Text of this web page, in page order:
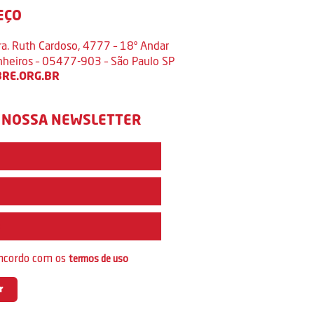
Ruth Cardoso, 4777 – 18º Andar
– 05477-903 – São Paulo SP
NEWSLETTER
com ostermos de uso